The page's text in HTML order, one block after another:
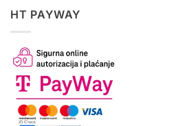
HT PAYWAY